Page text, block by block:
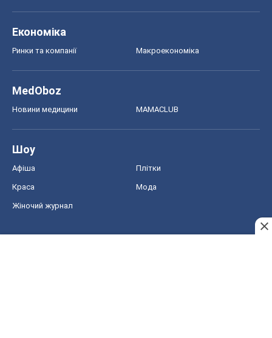
Економіка
Ринки та компанії Макроекономіка
MedOboz
Новини медицини MAMACLUB
Шоу
Афіша Плітки
Краса Мода
Жіночий журнал